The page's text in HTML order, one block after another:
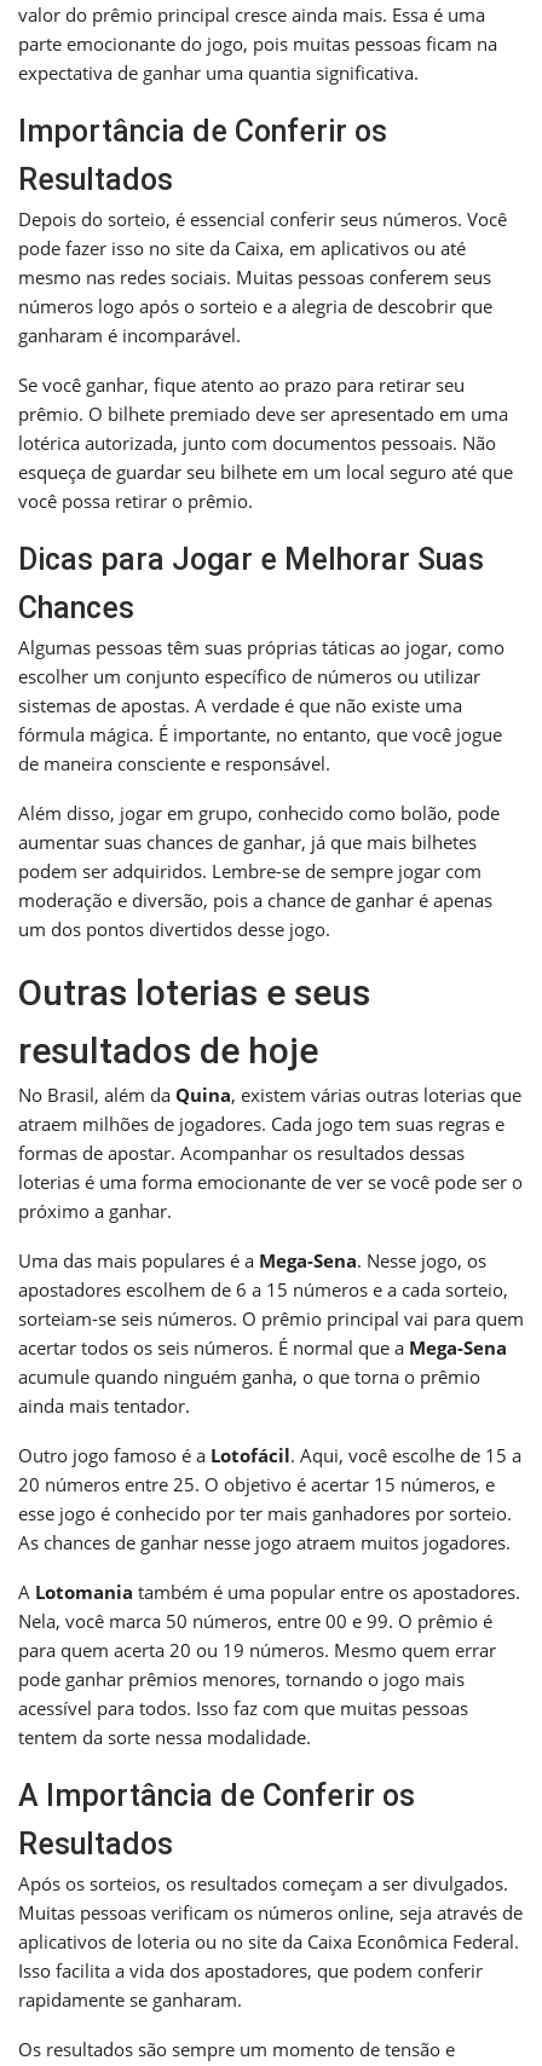
valor do prêmio principal cresce ainda mais. Essa é uma
parte emocionante do jogo, pois muitas pessoas ficam na
expectativa de ganhar uma quantia significativa.
Importância de Conferir os
Resultados
Depois do sorteio, é essencial conferir seus números. Você
pode fazer isso no site da Caixa, em aplicativos ou até
mesmo nas redes sociais. Muitas pessoas conferem seus
números logo após o sorteio e a alegria de descobrir que
ganharam é incomparável.
Se você ganhar, fique atento ao prazo para retirar seu
prêmio. O bilhete premiado deve ser apresentado em uma
lotérica autorizada, junto com documentos pessoais. Não
esqueça de guardar seu bilhete em um local seguro até que
você possa retirar o prêmio.
Dicas para Jogar e Melhorar Suas
Chances
Algumas pessoas têm suas próprias táticas ao jogar, como
escolher um conjunto específico de números ou utilizar
sistemas de apostas. A verdade é que não existe uma
fórmula mágica. É importante, no entanto, que você jogue
de maneira consciente e responsável.
Além disso, jogar em grupo, conhecido como bolão, pode
aumentar suas chances de ganhar, já que mais bilhetes
podem ser adquiridos. Lembre-se de sempre jogar com
moderação e diversão, pois a chance de ganhar é apenas
um dos pontos divertidos desse jogo.
Outras loterias e seus
resultados de hoje
No Brasil, além da Quina, existem várias outras loterias que
atraem milhões de jogadores. Cada jogo tem suas regras e
formas de apostar. Acompanhar os resultados dessas
loterias é uma forma emocionante de ver se você pode ser o
próximo a ganhar.
Uma das mais populares é a Mega-Sena. Nesse jogo, os
apostadores escolhem de 6 a 15 números e a cada sorteio,
sorteiam-se seis números. O prêmio principal vai para quem
acertar todos os seis números. É normal que a Mega-Sena
acumule quando ninguém ganha, o que torna o prêmio
ainda mais tentador.
Outro jogo famoso é a Lotofácil. Aqui, você escolhe de 15 a
20 números entre 25. O objetivo é acertar 15 números, e
esse jogo é conhecido por ter mais ganhadores por sorteio.
As chances de ganhar nesse jogo atraem muitos jogadores.
A Lotomania também é uma popular entre os apostadores.
Nela, você marca 50 números, entre 00 e 99. O prêmio é
para quem acerta 20 ou 19 números. Mesmo quem errar
pode ganhar prêmios menores, tornando o jogo mais
acessível para todos. Isso faz com que muitas pessoas
tentem da sorte nessa modalidade.
A Importância de Conferir os
Resultados
Após os sorteios, os resultados começam a ser divulgados.
Muitas pessoas verificam os números online, seja através de
aplicativos de loteria ou no site da Caixa Econômica Federal.
Isso facilita a vida dos apostadores, que podem conferir
rapidamente se ganharam.
Os resultados são sempre um momento de tensão e